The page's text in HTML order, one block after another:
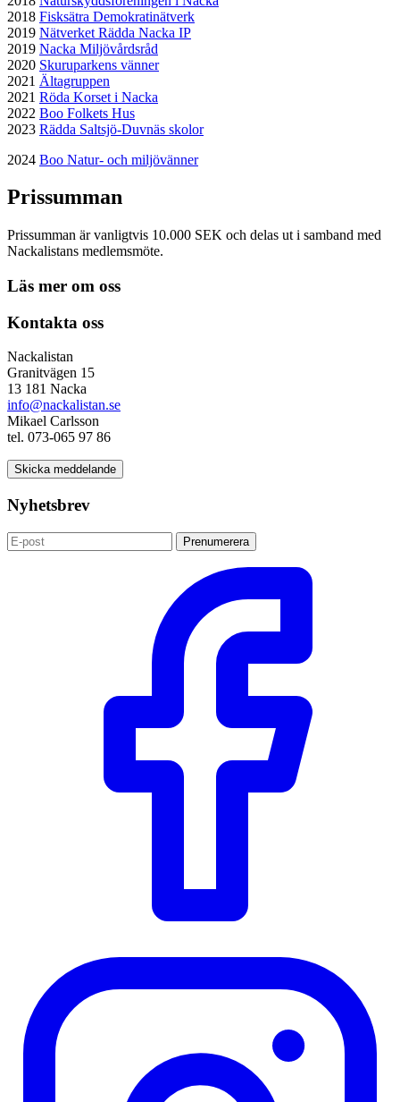
2018 Fisksätra Demokratinätverk
2019 Nätverket Rädda Nacka IP
2019 Nacka Miljövårdsråd
2020 Skuruparkens vänner
2021 Ältagruppen
2021 Röda Korset i Nacka
2022 Boo Folkets Hus
2023 Rädda Saltsjö-Duvnäs skolor
2024 Boo Natur- och miljövänner
Prissumman
Prissumman är vanligtvis 10.000 SEK och delas ut i samband med
Nackalistans medlemsmöte.
Läs mer om oss
Kontakta oss
Nackalistan
Granitvägen 15
13 181 Nacka
info@nackalistan.se
Mikael Carlsson
tel. 073-065 97 86
Skicka meddelande
Nyhetsbrev
Prenumerera